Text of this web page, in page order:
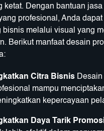
ketat. Dengan bantuan
profesional, Anda
bisnis melalui visual yang
Berikut manfaat desain
Citra Bisnis
mampu
kepercayaan
Daya Tarik